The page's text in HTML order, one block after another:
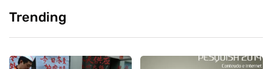
Trending